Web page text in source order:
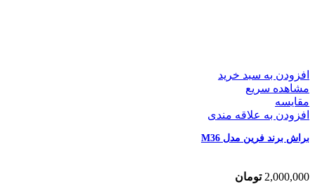
افزودن به سبد خرید
مشاهده سریع
مقایسه
افزودن به علاقه مندی
براش برند فرین مدل M36
2,000,000 تومان